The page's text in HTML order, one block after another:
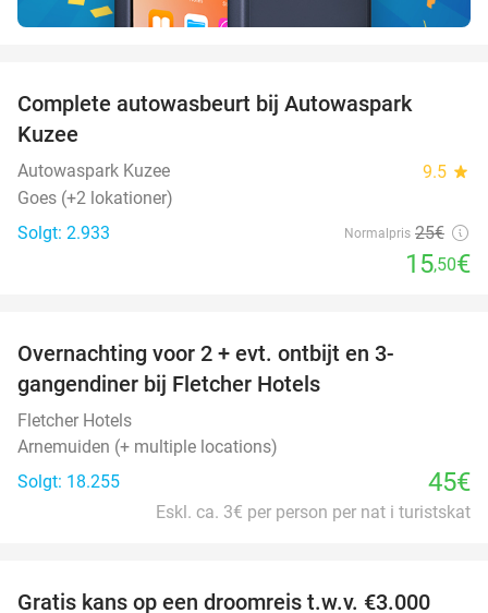
Complete autowasbeurt bij Autowaspark
Kuzee
Autowaspark Kuzee 9.5 star
Goes (+2 lokationer)
Solgt: 2.933
Normalpris 25€
15,50€
Overnachting voor 2 + evt. ontbijt en 3-
gangendiner bij Fletcher Hotels
Fletcher Hotels
Arnemuiden (+ multiple locations)
Solgt: 18.255
45€
Eskl. ca. 3€ per person per nat i turistskat
Gratis kans op een droomreis t.w.v. €3.000